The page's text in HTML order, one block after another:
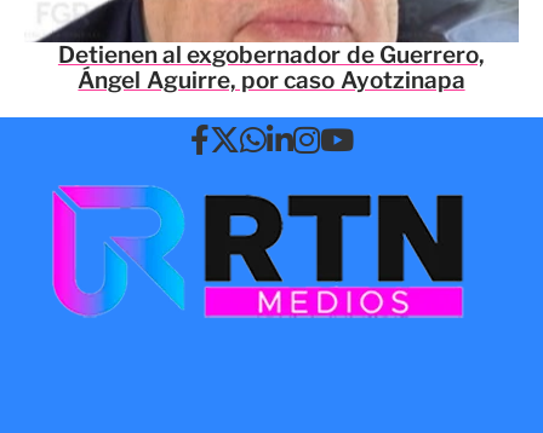
Detienen al exgobernador de Guerrero,
Ángel Aguirre, por caso Ayotzinapa